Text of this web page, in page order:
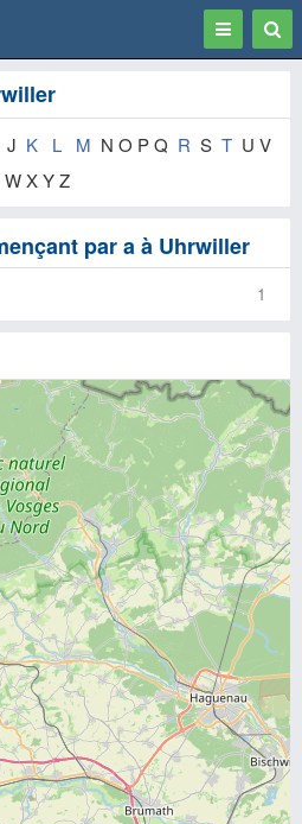
Toggle
J K L M N O P Q R S T U V
W X Y Z
par a à Uhrwiller
1